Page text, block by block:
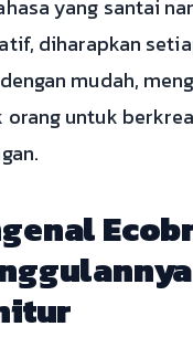
yang santai
diharapkan
mudah,
orang untuk